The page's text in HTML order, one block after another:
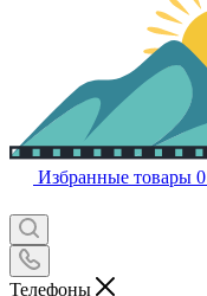
Избранные товары 0
Телефоны